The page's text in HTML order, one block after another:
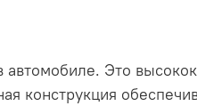
Это
конструкция